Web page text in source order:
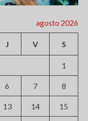
agosto 2026
J V S
1
6 7 8
13 14 15